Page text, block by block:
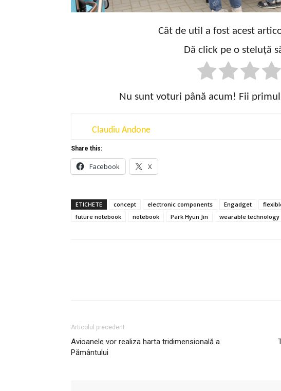
Cât de util a fost acest
Dă click pe o steluță
Nu sunt voturi până acum! Fii
Claudiu Andone
Share this:
Facebook X
ETICHETE concept electronic components Engadget
future notebook
notebook Park Hyun Jin wearable technology
Articolul precedent
Avioanele vor realiza harta tridimensională a
Pământului